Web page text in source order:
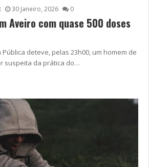
30 Janeiro, 2026 0
Aveiro com quase 500 doses
deteve, pelas 23h00, um homem de
suspeita da prática do…